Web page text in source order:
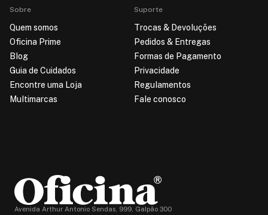
Sobre
Quem somos
Oficina Prime
Blog
Guia de Cuidados
Encontre uma Loja
Multimarcas
Suporte
Trocas & Devoluções
Pedidos & Entregas
Formas de Pagamento
Privacidade
Regulamentos
Fale conosco
Avenida Arthur Antonio Sendas, 999, Galpão 300